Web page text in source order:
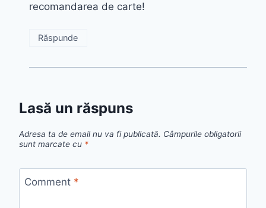
recomandarea de carte!
Răspunde
Lasă un răspuns
Adresa ta de email nu va fi publicată. Câmpurile obligatorii
sunt marcate cu *
Comment *